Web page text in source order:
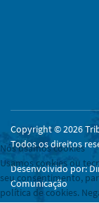
Copyright © 2026
Todos os direitos
Desenvolvido por:
Comunicação
Nós usamos cookies
Usamos cookies ou
seu consentimento,
política de cookies.